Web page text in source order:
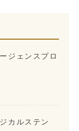
ジェンスプロ
カルステン